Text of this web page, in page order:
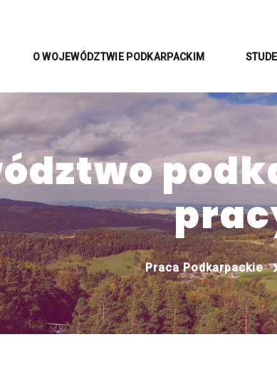
O WOJEWÓDZTWIE PODKARPACKIM
Praca Podkarpackie